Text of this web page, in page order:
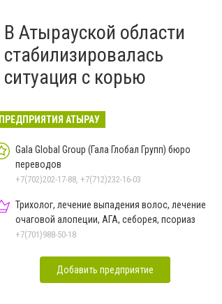
В Атырауской области
стабилизировалась
ситуация с корью
ПРЕДПРИЯТИЯ АТЫРАУ
Gala Global Group (Гала Глобал Групп) бюро
переводов
+7(702)202-17-88, +7(712)232-16-03
Трихолог, лечение выпадения волос, лечение
очаговой алопеции, АГА, себорея, псориаз
+7(701)988-50-18
Добавить предприятие